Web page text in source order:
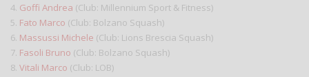
4. Goffi Andrea (Club: Millennium Sport & Fitness)
5. Fato Marco (Club: Bolzano Squash)
6. Massussi Michele (Club: Lions Brescia Squash)
7. Fasoli Bruno (Club: Bolzano Squash)
8. Vitali Marco (Club: LOB)